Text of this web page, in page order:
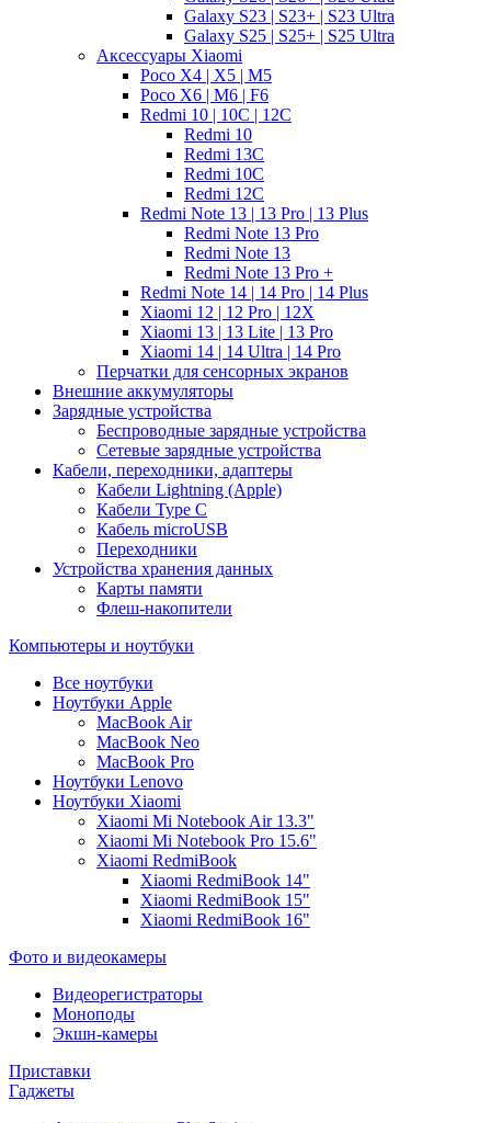
Galaxy S23 | S23+ | S23 Ultra
Galaxy S25 | S25+ | S25 Ultra
Аксессуары Xiaomi
Poco X4 | X5 | M5
Poco X6 | M6 | F6
Redmi 10 | 10C | 12C
Redmi 10
Redmi 13C
Redmi 10C
Redmi 12C
Redmi Note 13 | 13 Pro | 13 Plus
Redmi Note 13 Pro
Redmi Note 13
Redmi Note 13 Pro +
Redmi Note 14 | 14 Pro | 14 Plus
Xiaomi 12 | 12 Pro | 12X
Xiaomi 13 | 13 Lite | 13 Pro
Xiaomi 14 | 14 Ultra | 14 Pro
Перчатки для сенсорных экранов
Внешние аккумуляторы
Зарядные устройства
Беспроводные зарядные устройства
Сетевые зарядные устройства
Кабели, переходники, адаптеры
Кабели Lightning (Apple)
Кабели Type C
Кабель microUSB
Переходники
Устройства хранения данных
Карты памяти
Флеш-накопители
Компьютеры и ноутбуки
Все ноутбуки
Ноутбуки Apple
MacBook Air
MacBook Neo
MacBook Pro
Ноутбуки Lenovo
Ноутбуки Xiaomi
Xiaomi Mi Notebook Air 13.3"
Xiaomi Mi Notebook Pro 15.6"
Xiaomi RedmiBook
Xiaomi RedmiBook 14"
Xiaomi RedmiBook 15"
Xiaomi RedmiBook 16"
Фото и видеокамеры
Видеорегистраторы
Моноподы
Экшн-камеры
Приставки
Гаджеты